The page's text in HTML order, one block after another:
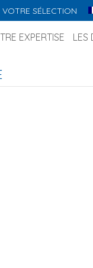
VOTRE SÉLECTION
EXPERTISE LES